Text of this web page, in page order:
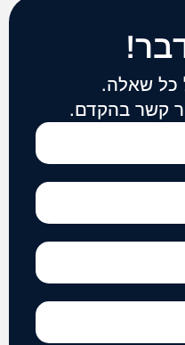
כל שאלה.
קשר בהקדם.